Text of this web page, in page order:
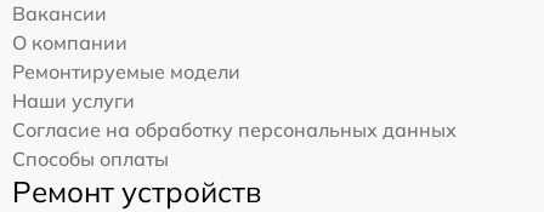
Вакансии
О компании
Ремонтируемые модели
Наши услуги
Согласие на обработку персональных данных
Способы оплаты
Ремонт устройств